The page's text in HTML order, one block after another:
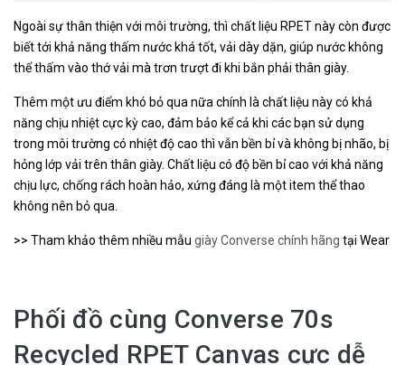
Ngoài sự thân thiện với môi trường, thì chất liệu RPET này còn được
biết tới khả năng thấm nước khá tốt, vải dày dặn, giúp nước không
thể thấm vào thớ vải mà trơn trượt đi khi bắn phải thân giày.
Thêm một ưu điểm khó bỏ qua nữa chính là chất liệu này có khả
năng chịu nhiệt cực kỳ cao, đảm bảo kể cả khi các bạn sử dụng
trong môi trường có nhiệt độ cao thì vẫn bền bỉ và không bị nhão, bị
hỏng lớp vải trên thân giày. Chất liệu có độ bền bỉ cao với khả năng
chịu lực, chống rách hoàn hảo, xứng đáng là một item thể thao
không nên bỏ qua.
>> Tham khảo thêm nhiều mẫu giày Converse chính hãng tại Wear
Phối đồ cùng Converse 70s
Recycled RPET Canvas cực dễ